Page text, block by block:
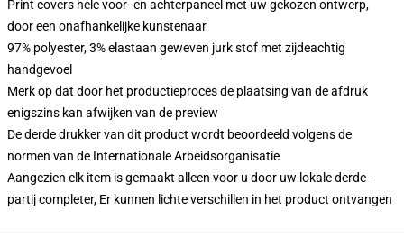
Print covers hele voor- en achterpaneel met uw gekozen ontwerp,
door een onafhankelijke kunstenaar
97% polyester, 3% elastaan geweven jurk stof met zijdeachtig
handgevoel
Merk op dat door het productieproces de plaatsing van de afdruk
enigszins kan afwijken van de preview
De derde drukker van dit product wordt beoordeeld volgens de
normen van de Internationale Arbeidsorganisatie
Aangezien elk item is gemaakt alleen voor u door uw lokale derde-
partij completer, Er kunnen lichte verschillen in het product ontvangen